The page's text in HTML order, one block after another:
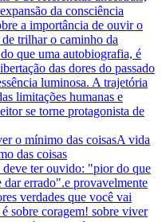
da consciência
a importância de ouvir o
trilhar o caminho da
que uma autobiografia, é
das dores do passado
luminosa. A trajetória
limitações humanas e
se torne protagonista de
A vida
das coisas
deve ter ouvido: "pior do que
errado".e provavelmente
verdades que você vai
sobre coragem! sobre viver